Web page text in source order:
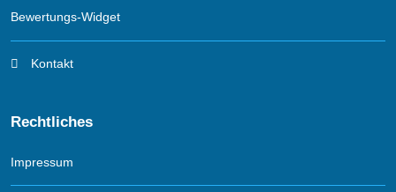
Bewertungs-Widget
Kontakt
Rechtliches
Impressum